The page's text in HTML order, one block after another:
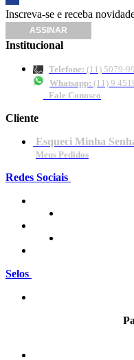
Inscreva-se e receba
Institucional
Telefone: (11) 5079-
Whatsapp: (11) 9
Fale Conosco
Cliente
Esqueci Minha
Meus Pedidos
Redes Sociais
Selos